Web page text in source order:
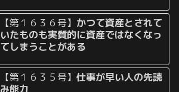
【第１６３６号】 かつて資産とされて
いたものも実質的に資産ではなくなっ
てしまうことがある
【第１６３５号】仕事が早い人の先読
み能力